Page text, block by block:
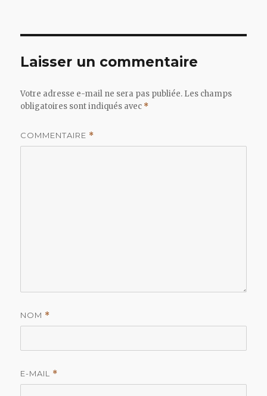
Laisser un commentaire
Votre adresse e-mail ne sera pas publiée. Les champs
obligatoires sont indiqués avec *
COMMENTAIRE *
NOM *
E-MAIL *